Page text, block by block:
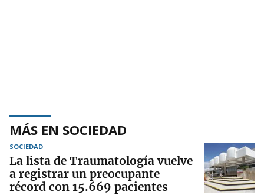
MÁS EN SOCIEDAD
SOCIEDAD
La lista de Traumatología vuelve
a registrar un preocupante
récord con 15.669 pacientes